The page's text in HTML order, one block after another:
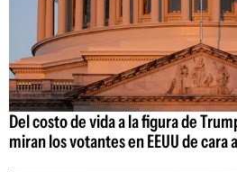
Del costo de vida a la figura de
miran los votantes en EEUU de cara